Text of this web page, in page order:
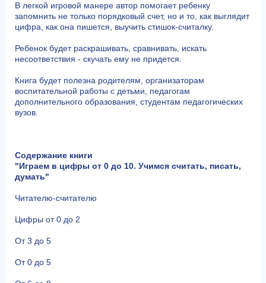
В легкой игровой манере автор помогает ребенку
запомнить не только порядковый счет, но и то, как выглядит
цифра, как она пишется, выучить стишок-считалку.
Ребенок будет раскрашивать, сравнивать, искать
несоответствия - скучать ему не придется.
Книга будет полезна родителям, организаторам
воспитательной работы с детьми, педагогам
дополнительного образования, студентам педагогических
вузов.
Содержание книги
"Играем в цифры от 0 до 10. Учимся считать, писать,
думать"
Читателю-считателю
Цифры от 0 до 2
От 3 до 5
От 0 до 5